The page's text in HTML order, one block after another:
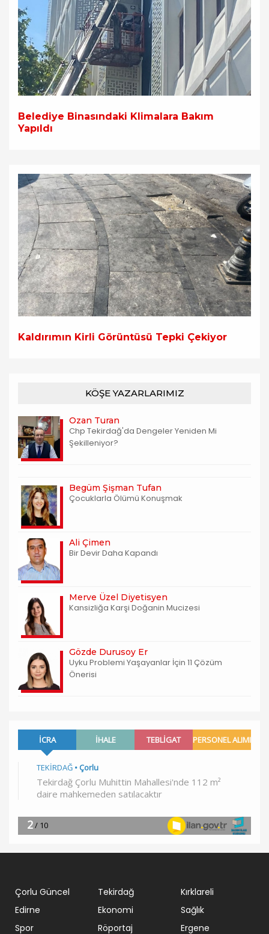
Belediye Binasındaki Klimalara Bakım
Yapıldı
Kaldırımın Kirli Görüntüsü Tepki Çekiyor
KÖŞE YAZARLARIMIZ
Ozan Turan
Chp Tekirdağ'da Dengeler Yeniden Mi
Şekilleniyor?
Begüm Şişman Tufan
Çocuklarla Ölümü Konuşmak
Ali Çimen
Bir Devir Daha Kapandı
Merve Üzel Diyetisyen
Kansizliğa Karşi Doğanin Mucizesi
Gözde Durusoy Er
Uyku Problemi Yaşayanlar İçin 11 Çözüm
Önerisi
Çorlu Güncel Tekirdağ
Kırklareli
Edirne
Ekonomi
Sağlık
Spor
Röportaj Ergene